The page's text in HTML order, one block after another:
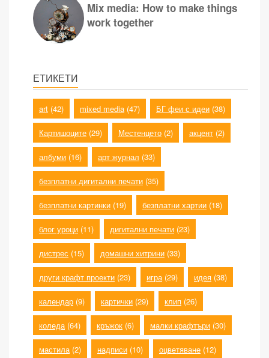
Mix media: How to make things
work together
ЕТИКЕТИ
art (42) mixed media (47) БГ феи с идеи (38)
Картишоците (29) Местенцето (2) акцент (2)
албуми (16) арт журнал (33)
безплатни дигитални печати (35)
безплатни картинки (19) безплатни хартии (18)
блог уроци (11) дигитални печати (23)
дистрес (15) домашни хитрини (33)
други крафт проекти (23) игра (29) идея (38)
календар (9) картички (29) клип (26)
коледа (64) кръжок (6) малки крафтъри (30)
мастила (2) надписи (10) оцветяване (12)